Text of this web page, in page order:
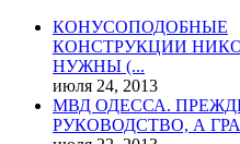
КОНУСОПОДОБНЫЕ
КОНСТРУКЦИИ
НУЖНЫ (...
июля 24, 2013
МВД ОДЕССА.
РУКОВОДСТВО, А